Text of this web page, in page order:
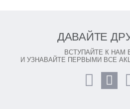
ДАВАЙТЕ
ВСТУПАЙТЕ К НАМ
И УЗНАВАЙТЕ ПЕРВЫМИ ВСЕ